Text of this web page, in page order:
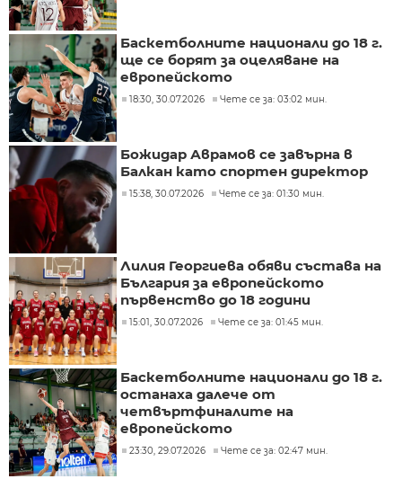
Баскетболните национали до 18 г.
ще се борят за оцеляване на
европейското
18:30, 30.07.2026 Чете се за: 03:02 мин.
Божидар Аврамов се завърна в
Балкан като спортен директор
15:38, 30.07.2026 Чете се за: 01:30 мин.
Лилия Георгиева обяви състава на
България за европейското
първенство до 18 години
15:01, 30.07.2026 Чете се за: 01:45 мин.
Баскетболните национали до 18 г.
останаха далече от
четвъртфиналите на
европейското
23:30, 29.07.2026 Чете се за: 02:47 мин.